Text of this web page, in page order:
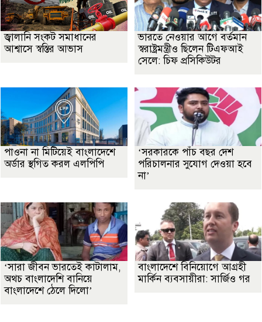
জ্বালানি সংকট সমাধানের
আশ্বাসে স্বস্তির আভাস
ভারতে নেওয়ার আগে বর্তমান
স্বরাষ্ট্রমন্ত্রীও ছিলেন টিএফআই
সেলে: চিফ প্রসিকিউটর
পাওনা না মিটিয়েই বাংলাদেশে
অর্ডার স্থগিত করল এলপিপি
‘সরকারকে পাঁচ বছর দেশ
পরিচালনার সুযোগ দেওয়া হবে
না’
‘সারা জীবন ভারতেই কাটালাম,
অথচ বাংলাদেশি বানিয়ে
বাংলাদেশে ঠেলে দিলো’
বাংলাদেশে বিনিয়োগে আগ্রহী
মার্কিন ব্যবসায়ীরা: সার্জিও গর